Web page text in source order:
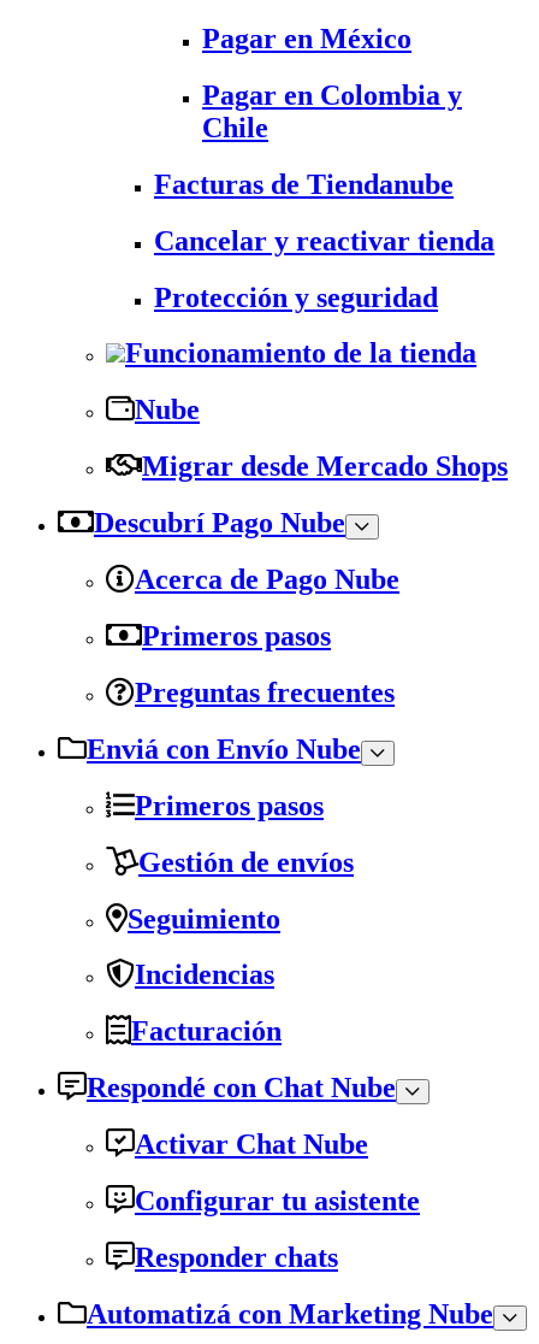
Pagar en México
Pagar en Colombia y
Chile
Facturas de Tiendanube
Cancelar y reactivar tienda
Protección y seguridad
Funcionamiento de la tienda
Nube
Migrar desde Mercado Shops
Descubrí Pago Nube
Acerca de Pago Nube
Primeros pasos
Preguntas frecuentes
Enviá con Envío Nube
Primeros pasos
Gestión de envíos
Seguimiento
Incidencias
Facturación
Respondé con Chat Nube
Activar Chat Nube
Configurar tu asistente
Responder chats
Automatizá con Marketing Nube